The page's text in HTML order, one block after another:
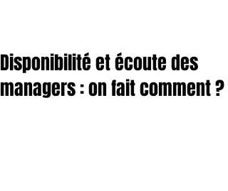
Disponibilité et écoute des
managers : on fait comment ?